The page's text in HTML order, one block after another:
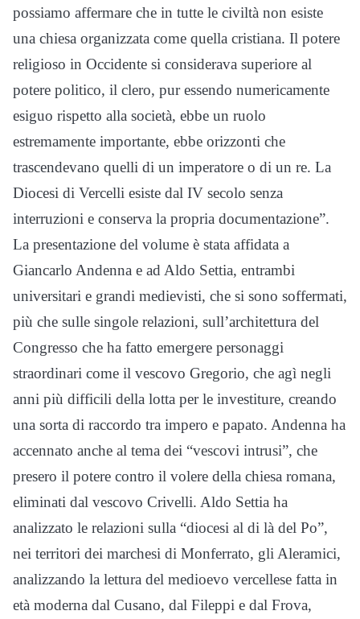
possiamo affermare che in tutte le civiltà non esiste
una chiesa organizzata come quella cristiana. Il potere
religioso in Occidente si considerava superiore al
potere politico, il clero, pur essendo numericamente
esiguo rispetto alla società, ebbe un ruolo
estremamente importante, ebbe orizzonti che
trascendevano quelli di un imperatore o di un re. La
Diocesi di Vercelli esiste dal IV secolo senza
interruzioni e conserva la propria documentazione”.
La presentazione del volume è stata affidata a
Giancarlo Andenna e ad Aldo Settia, entrambi
universitari e grandi medievisti, che si sono soffermati,
più che sulle singole relazioni, sull’architettura del
Congresso che ha fatto emergere personaggi
straordinari come il vescovo Gregorio, che agì negli
anni più difficili della lotta per le investiture, creando
una sorta di raccordo tra impero e papato. Andenna ha
accennato anche al tema dei “vescovi intrusi”, che
presero il potere contro il volere della chiesa romana,
eliminati dal vescovo Crivelli. Aldo Settia ha
analizzato le relazioni sulla “diocesi al di là del Po”,
nei territori dei marchesi di Monferrato, gli Aleramici,
analizzando la lettura del medioevo vercellese fatta in
età moderna dal Cusano, dal Fileppi e dal Frova,